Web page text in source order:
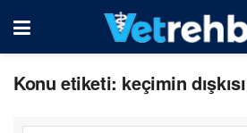
Konu etiketi: keçimin